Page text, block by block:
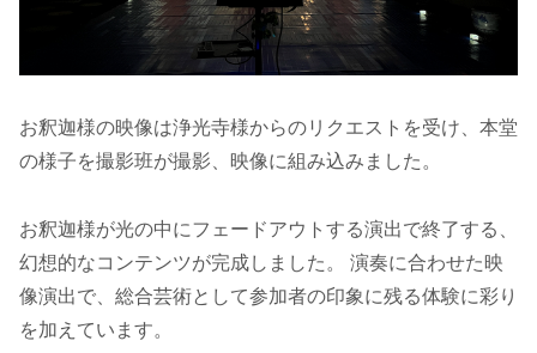
お釈迦様の映像は浄光寺様からのリクエストを受け、本堂
の様子を撮影班が撮影、映像に組み込みました。
お釈迦様が光の中にフェードアウトする演出で終了する、
幻想的なコンテンツが完成しました。 演奏に合わせた映
像演出で、総合芸術として参加者の印象に残る体験に彩り
を加えています。